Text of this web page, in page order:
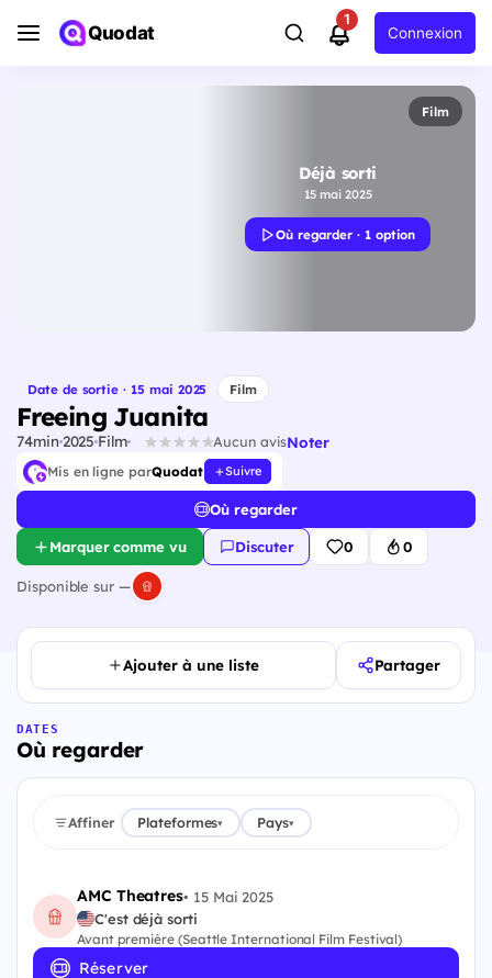
Quodat
1
Connexion
Film
Déjà sorti
15 mai 2025
Où regarder · 1 option
Date de sortie · 15 mai 2025 Film
Freeing Juanita
74min 2025 Film Aucun avisNoter
Mis en ligne parQuodat Suivre
Où regarder
Marquer comme vu Discuter 0 0
Disponible sur —
Ajouter à une liste Partager
DATES
Où regarder
Affiner Plateformes▾ Pays▾
AMC Theatres• 15 Mai 2025
C'est déjà sorti
Avant première (Seattle International Film Festival)
Réserver